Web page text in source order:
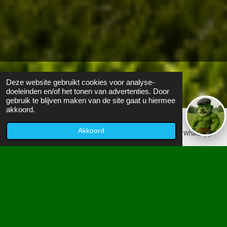
Deze website gebruikt cookies voor analyse-
doeleinden en/of het tonen van advertenties. Door
gebruik te blijven maken van de site gaat u hiermee
akkoord.
AkkoordTelefoonnummer WhatsApp
WINNAAR
CALCULATOR OUD